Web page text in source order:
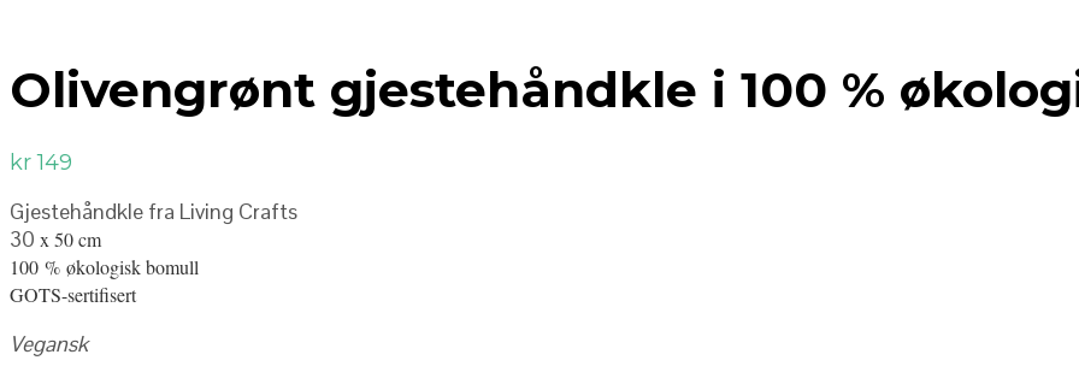
Olivengrønt gjestehåndkle i 100 %
kr149
Gjestehåndkle fra Living Crafts
30 x 50 cm
100 % økologisk bomull
GOTS-sertifisert
Vegansk